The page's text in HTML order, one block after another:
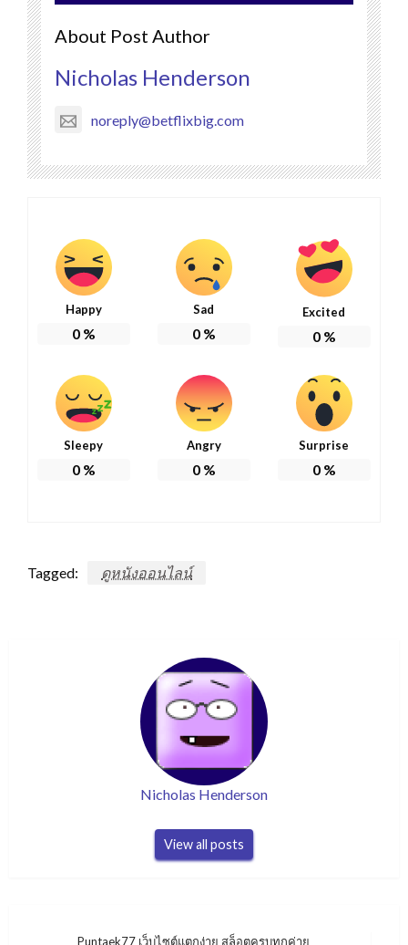
About Post Author
Nicholas Henderson
noreply@betflixbig.com
Happy
0%
Sad
0%
Excited
0%
Sleepy
0%
Angry
0%
Surprise
0%
Tagged: ดูหนังออนไลน์
Nicholas Henderson
View all posts
Puntaek77 เว็บไซต์แตกง่าย สล็อตครบทุกค่าย